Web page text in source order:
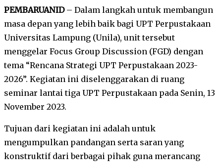
PEMBARUANID– Dalam langkah untuk membangun
masa depan yang lebih baik bagi UPT Perpustakaan
Universitas Lampung (Unila), unit tersebut
menggelar Focus Group Discussion (FGD) dengan
tema “Rencana Strategi UPT Perpustakaan 2023-
2026”. Kegiatan ini diselenggarakan di ruang
seminar lantai tiga UPT Perpustakaan pada Senin, 13
November 2023.
Tujuan dari kegiatan ini adalah untuk
mengumpulkan pandangan serta saran yang
konstruktif dari berbagai pihak guna merancang